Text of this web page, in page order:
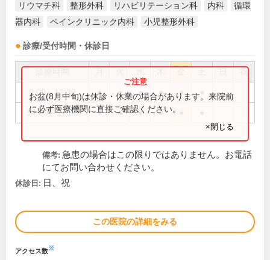
リウマチ科 整形外科 リハビリテーション科 内科
循環
器内科
ペインクリニック内科 小児整形外科
診療/受付時間・休診日
祝
9:00～12:30 ● ● ● ● ●
14:00～17:00 ● ● ● ●
お盆(8月中旬)は休診・休業の場合があります。来院前
に必ず医療機関に直接ご確認ください。
×閉じる
備考: 急患の場合はこの限りではありません。お電話
にてお問い合わせください。
休診日: 日、祝
この医院の詳細をみる
アクセス数※